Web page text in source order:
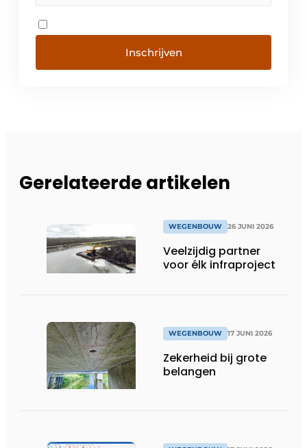
Inschrijven
Gerelateerde artikelen
WEGENBOUW 26 JUNI 2026
Veelzijdig partner
voor élk infraproject
WEGENBOUW 17 JUNI 2026
Zekerheid bij grote
belangen